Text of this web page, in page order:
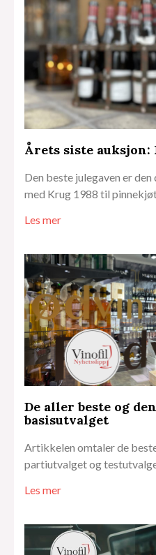
Årets siste auksjon:
Den beste julegaven er
med Krug 1988 til
Les mer
De aller beste og
basisutvalget
Artikkelen omtaler de
partiutvalget og
Les mer